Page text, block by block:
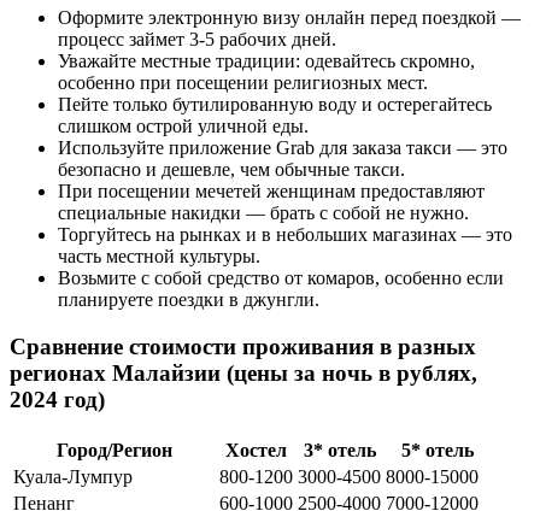
Оформите электронную визу онлайн перед поездкой —
процесс займет 3-5 рабочих дней.
Уважайте местные традиции: одевайтесь скромно,
особенно при посещении религиозных мест.
Пейте только бутилированную воду и остерегайтесь
слишком острой уличной еды.
Используйте приложение Grab для заказа такси — это
безопасно и дешевле, чем обычные такси.
При посещении мечетей женщинам предоставляют
специальные накидки — брать с собой не нужно.
Торгуйтесь на рынках и в небольших магазинах — это
часть местной культуры.
Возьмите с собой средство от комаров, особенно если
планируете поездки в джунгли.
Сравнение стоимости проживания в разных
регионах Малайзии (цены за ночь в рублях,
2024 год)
Город/Регион Хостел 3* отель
5* отель
Куала-Лумпур
800-1200 3000-4500 8000-15000
Пенанг
600-1000 2500-4000 7000-12000